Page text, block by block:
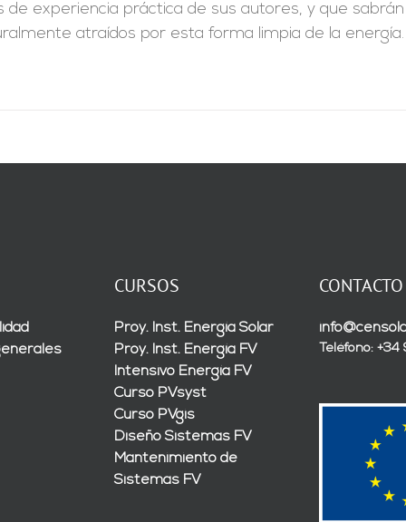
de experiencia práctica de sus autores, y que
atraídos por esta forma limpia de la energía.
CURSOS
Proy. Inst. Energía Solar
Proy. Inst. Energía FV
Intensivo Energía FV
Curso PVsyst
Curso PVgis
Diseño Sistemas FV
Mantenimiento de
Sistemas FV
CONTACTO
Teléfono: